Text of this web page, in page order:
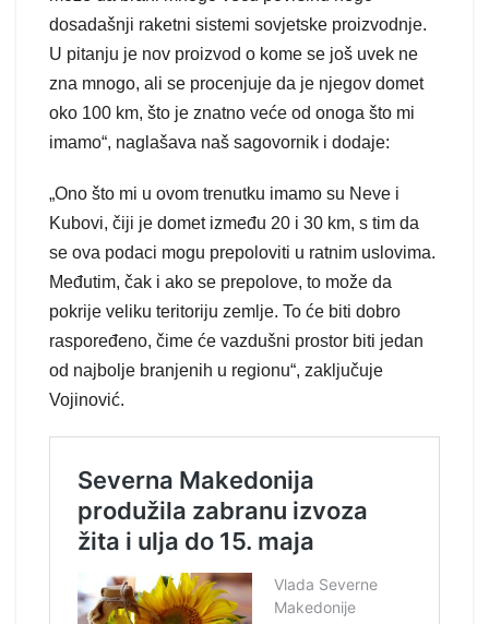
dosadašnji raketni sistemi sovjetske proizvodnje.
U pitanju je nov proizvod o kome se još uvek ne
zna mnogo, ali se procenjuje da je njegov domet
oko 100 km, što je znatno veće od onoga što mi
imamo“, naglašava naš sagovornik i dodaje:
„Ono što mi u ovom trenutku imamo su Neve i
Kubovi, čiji je domet između 20 i 30 km, s tim da
se ova podaci mogu prepoloviti u ratnim uslovima.
Međutim, čak i ako se prepolove, to može da
pokrije veliku teritoriju zemlje. To će biti dobro
raspoređeno, čime će vazdušni prostor biti jedan
od najbolje branjenih u regionu“, zaključuje
Vojinović.